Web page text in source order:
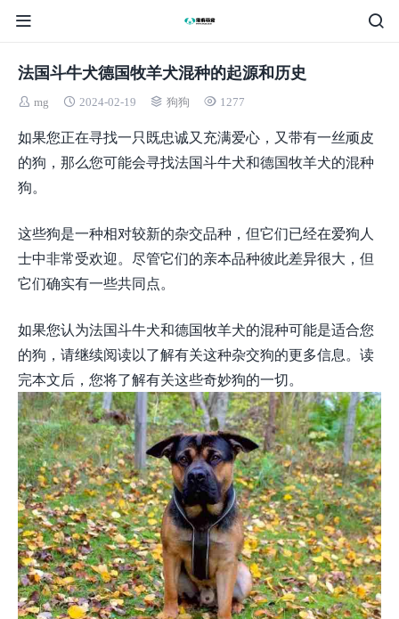
法国斗牛犬德国牧羊犬混种的起源和历史
mg 2024-02-19 狗狗 1277
如果您正在寻找一只既忠诚又充满爱心，又带有一丝顽皮
的狗，那么您可能会寻找法国斗牛犬和德国牧羊犬的混种
狗。
这些狗是一种相对较新的杂交品种，但它们已经在爱狗人
士中非常受欢迎。尽管它们的亲本品种彼此差异很大，但
它们确实有一些共同点。
如果您认为法国斗牛犬和德国牧羊犬的混种可能是适合您
的狗，请继续阅读以了解有关这种杂交狗的更多信息。读
完本文后，您将了解有关这些奇妙狗的一切。